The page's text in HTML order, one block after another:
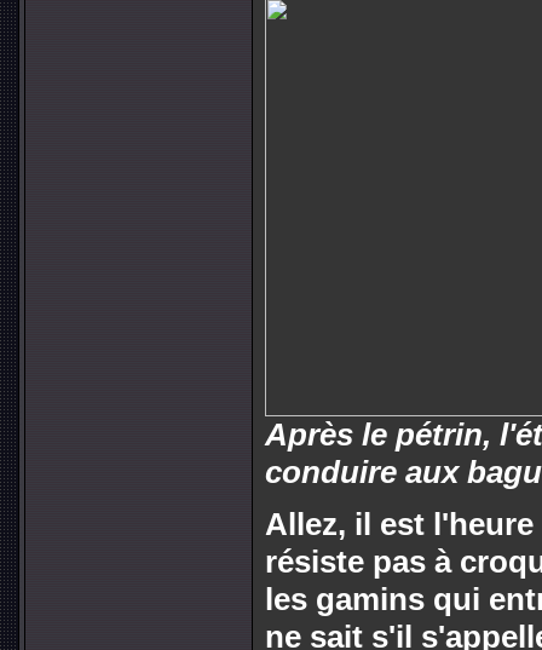
Après le pétrin,
conduire aux
Allez, il est
résiste pas à
les gamins qui
ne sait s'il